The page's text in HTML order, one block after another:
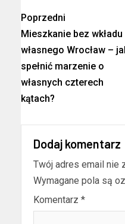
Poprzedni
Mieszkanie bez wkładu
własnego Wrocław –
spełnić marzenie o
własnych czterech
kątach?
Dodaj komentarz
Twój adres email nie
Wymagane pola są
Komentarz *